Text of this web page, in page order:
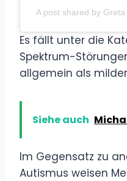
A post shared by
Es fällt unter die
Spektrum-
allgemein als
Siehe auch
Im Gegensatz zu
Autismus weisen